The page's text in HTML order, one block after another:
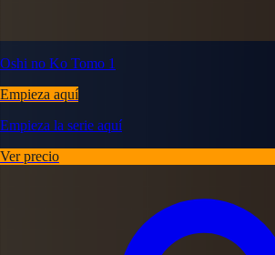
Oshi no Ko Tomo 1
Empieza aquí
Empieza la serie aquí
Ver precio